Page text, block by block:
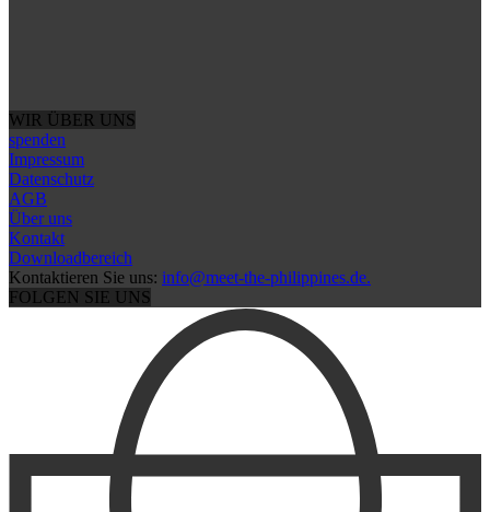
WIR ÜBER UNS
spenden
Impressum
Datenschutz
AGB
Über uns
Kontakt
Downloadbereich
Kontaktieren Sie uns: info@meet-the-philippines.de.
FOLGEN SIE UNS